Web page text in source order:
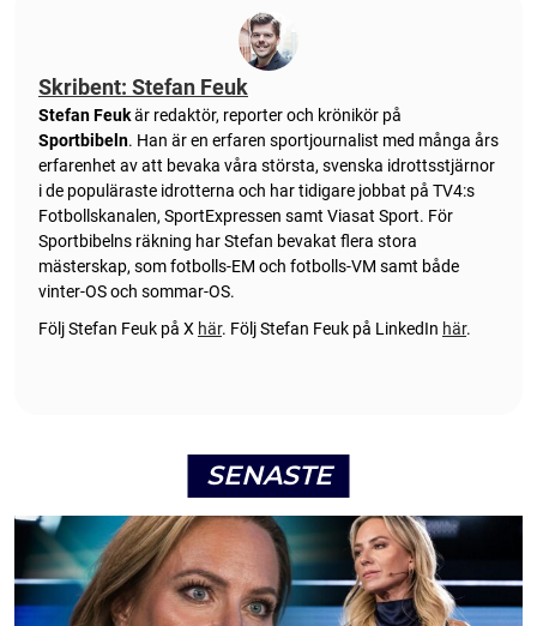
Skribent: Stefan Feuk
Stefan Feukär redaktör, reporter och krönikör på
Sportbibeln. Han är en erfaren sportjournalist med många års
erfarenhet av att bevaka våra största, svenska idrottsstjärnor
i de populäraste idrotterna och har tidigare jobbat på TV4:s
Fotbollskanalen, SportExpressen samt Viasat Sport. För
Sportbibelns räkning har Stefan bevakat flera stora
mästerskap, som fotbolls-EM och fotbolls-VM samt både
vinter-OS och sommar-OS.
Följ Stefan Feuk på X här. Följ Stefan Feuk på LinkedIn här.
SENASTE